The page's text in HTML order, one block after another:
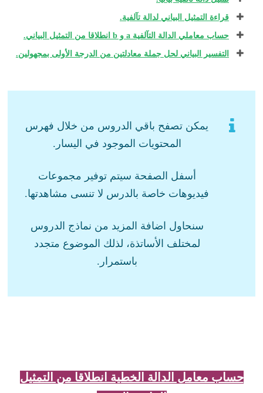
قراءة التمثيل البياني لدالة تآلفية.
حساب معاملي الدالة التآلفية a و b انطلاقا من التمثيل البياني.
التفسير البياني لحل جملة معادلتين من الدرجة الأولى بمجهولين.
يمكن تصفح باقي الدروس من خلال فهرس
المحتويات الموجود في اليسار.
أسفل الصفحة سيتم توفير مجموعات
فيديوهات خاصة بالدرس لا تنسى مشاهدتها.
سنحاول اضافة المزيد من نماذج الدروس
لمختلف الأساتذة، لذلك الموضوع متجدد
باستمرار.
حساب معامل الدالة الخطية انطلاقا من التمثيل